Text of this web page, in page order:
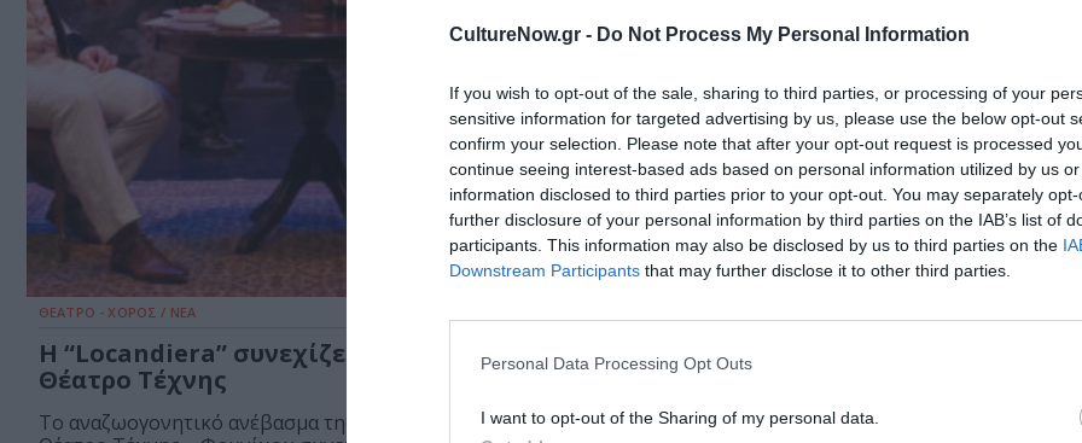
CultureNow.gr - Do Not Process My Personal Information
If you wish to opt-out of the sale, sharing to third parties, or processing of your
sensitive information for targeted advertising by us, please use the below opt-out
confirm your selection. Please note that after your opt-out request is processed
continue seeing interest-based ads based on personal information utilized by us
information disclosed to third parties prior to your opt-out. You may separately
further disclosure of your personal information by third parties on the IAB’s list of
participants. This information may also be disclosed by us to third parties on the
Downstream Participants that may further disclose it to other third parties.
Personal Data Processing Opt Outs
I want to opt-out of the Sharing of my personal data.
ΘΕΑΤΡΟ - ΧΟΡΟΣ / ΝΕΑ
Η “Locandiera” συνεχίζει να εκπλήσσει στο
Θέατρο Τέχνης
Το αναζωογονητικό ανέβασμα της «Λοκαντιέρας» στο
Σαββατοκύριακο στην Αθήνα:
για 7-8 Φεβρουαρίου
Οι προτάσεις του Culturenow για όσους